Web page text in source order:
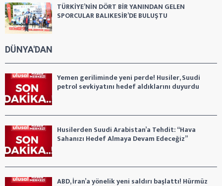
TÜRKİYE’NİN DÖRT BİR YANINDAN GELEN
SPORCULAR BALIKESİR’DE BULUŞTU
DÜNYA'DAN
Yemen geriliminde yeni perde! Husiler, Suudi
petrol sevkiyatını hedef aldıklarını duyurdu
Husilerden Suudi Arabistan’a Tehdit: “Hava
Sahanızı Hedef Almaya Devam Edeceğiz”
ABD, İran’a yönelik yeni saldırı başlattı! Hürmüz